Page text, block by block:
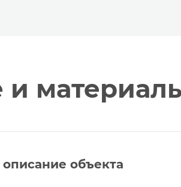
и
объекта